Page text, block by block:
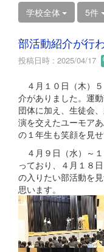
学校全体 5件
部活動紹介が行
投稿日時 : 2025/04/17
４月１０日（木）
介がありました。運
団体に加え、生徒会
演を交えたユーモア
の１年生も笑顔を見せ
４月９日（水）～
っており、４月１８
の入りたい部活動を
思います。